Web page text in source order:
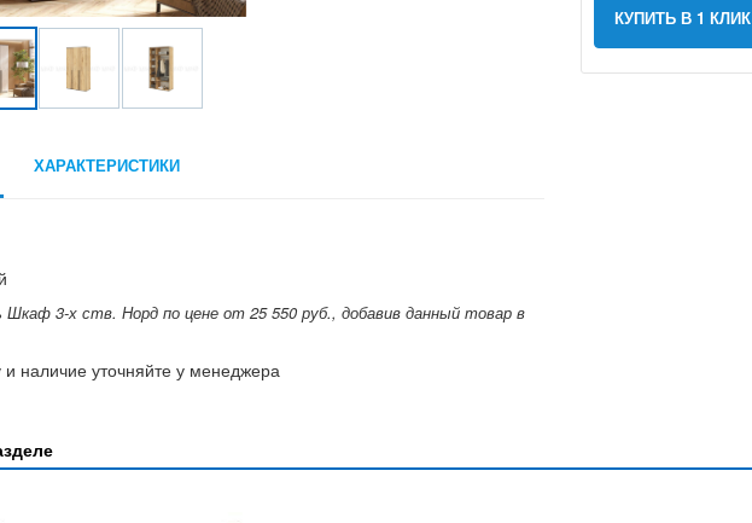
КУПИТЬ В 1 КЛИК
ХАРАКТЕРИСТИКИ
3-х ств. Норд по цене от 25 550 руб., добавив данный товар в
и наличие уточняйте у менеджера